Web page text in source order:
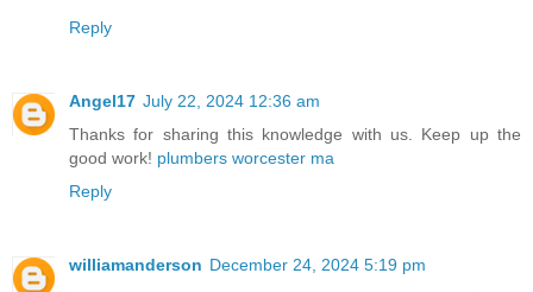
Reply
Angel17 July 22, 2024 12:36 am
Thanks for sharing this knowledge with us. Keep up the
good work! plumbers worcester ma
Reply
williamanderson December 24, 2024 5:19 pm